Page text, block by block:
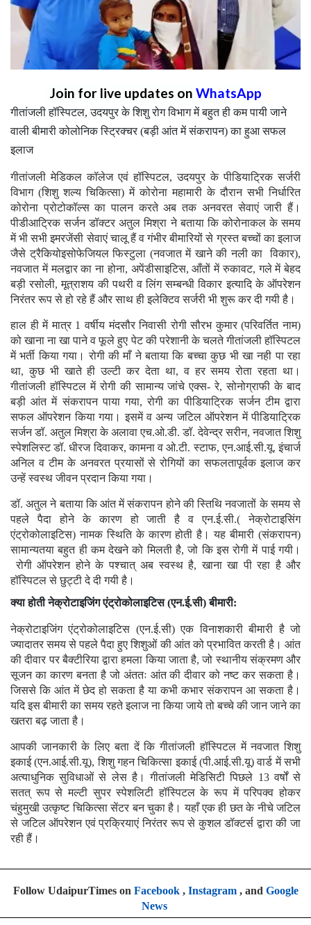
Join for live updates on WhatsApp
गीतांजली हॉस्पिटल, उदयपुर के शिशु रोग विभाग में बहुत ही कम पायी जाने
वाली बीमारी कोलोनिक स्ट्रिक्चर (बड़ी आंत में संकरापन) का हुआ सफल
इलाज
गीतांजली मेडिकल कॉलेज एवं हॉस्पिटल, उदयपुर के पीडियाट्रिक सर्जरी
विभाग (शिशु शल्य चिकित्सा) में कोरोना महामारी के दौरान सभी निर्धारित
कोरोना प्रोटोकॉल्स का पालन करते अब तक अनवरत सेवाएं जारी हैं।
पीडीआट्रिक सर्जन डॉक्टर अतुल मिश्रा ने बताया कि कोरोनाकल के समय
में भी सभी इमरजेंसी सेवाएं चालू हैं व गंभीर बीमारियों से ग्रस्त बच्चों का इलाज
जैसे ट्रैकियोइसोफेजियल फिस्टुला (नवजात में खाने की नली का विकार),
नवजात में मलद्वार का ना होना, अपेंडीसाइटिस, आँतों में रुकावट, गले में बेहद
बड़ी रसोली, मूत्राशय की पथरी व लिंग सम्बन्धी विकार इत्यादि के ऑपरेशन
निरंतर रूप से हो रहे हैं और साथ ही इलेक्टिव सर्जरी भी शुरू कर दी गयी है।
हाल ही में मात्र 1 वर्षीय मंदसौर निवासी रोगी सौरभ कुमार (परिवर्तित नाम)
को खाना ना खा पाने व फूले हुए पेट की परेशानी के चलते गीतांजली हॉस्पिटल
में भर्ती किया गया। रोगी की माँ ने बताया कि बच्चा कुछ भी खा नही पा रहा
था, कुछ भी खाते ही उल्टी कर देता था, व हर समय रोता रहता था।
गीतांजली हॉस्पिटल में रोगी की सामान्य जांचे एक्स- रे, सोनोग्राफी के बाद
बड़ी आंत में संकरापन पाया गया, रोगी का पीडियाट्रिक सर्जन टीम द्वारा
सफल ऑपरेशन किया गया। इसमें व अन्य जटिल ऑपरेशन में पीडियाट्रिक
सर्जन डॉ. अतुल मिश्रा के अलावा एच.ओ.डी. डॉ. देवेन्द्र सरीन, नवजात शिशु
स्पेशलिस्ट डॉ. धीरज दिवाकर, कामना व ओ.टी. स्टाफ, एन.आई.सी.यू. इंचार्ज
अनिल व टीम के अनवरत प्रयासों से रोगियों का सफलतापूर्वक इलाज कर
उन्हें स्वस्थ जीवन प्रदान किया गया।
डॉ. अतुल ने बताया कि आंत में संकरापन होने की स्तिथि नवजातों के समय से
पहले पैदा होने के कारण हो जाती है व एन.ई.सी.( नेक्रोटाइसिंग
एंट्रोकोलाइटिस) नामक स्थिति के कारण होती है। यह बीमारी (संकरापन)
सामान्यतया बहुत ही कम देखने को मिलती है, जो कि इस रोगी में पाई गयी।
रोगी ऑपरेशन होने के पश्चात् अब स्वस्थ है, खाना खा पी रहा है और
हॉस्पिटल से छुट्टी दे दी गयी है।
क्या होती नेक्रोटाइजिंग एंट्रोकोलाइटिस (एन.ई.सी) बीमारी:
नेक्रोटाइजिंग एंट्रोकोलाइटिस (एन.ई.सी) एक विनाशकारी बीमारी है जो
ज्यादातर समय से पहले पैदा हुए शिशुओं की आंत को प्रभावित करती है। आंत
की दीवार पर बैक्टीरिया द्वारा हमला किया जाता है, जो स्थानीय संक्रमण और
सूजन का कारण बनता है जो अंततः आंत की दीवार को नष्ट कर सकता है।
जिससे कि आंत में छेद हो सकता है या कभी कभार संकरापन आ सकता है।
यदि इस बीमारी का समय रहते इलाज ना किया जाये तो बच्चे की जान जाने का
खतरा बढ़ जाता है।
आपकी जानकारी के लिए बता दें कि गीतांजली हॉस्पिटल में नवजात शिशु
इकाई (एन.आई.सी.यू), शिशु गहन चिकित्सा इकाई (पी.आई.सी.यू) वार्ड में सभी
अत्याधुनिक सुविधाओं से लेस है। गीतांजली मेडिसिटी पिछले 13 वर्षों से
सतत् रूप से मल्टी सुपर स्पेशलिटी हॉस्पिटल के रूप में परिपक्व होकर
चंहुमुखी उत्कृष्ट चिकित्सा सेंटर बन चुका है। यहाँ एक ही छत के नीचे जटिल
से जटिल ऑपरेशन एवं प्रक्रियाएं निरंतर रूप से कुशल डॉक्टर्स द्वारा की जा
रही हैं।
Follow UdaipurTimes on Facebook, Instagram, and Google
News